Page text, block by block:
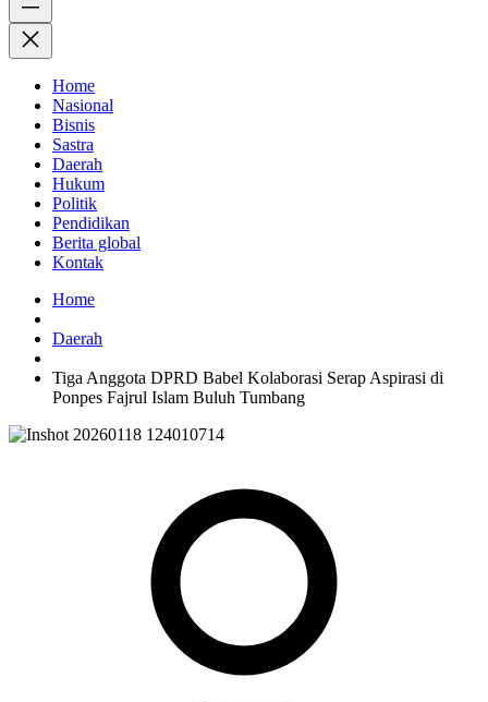
Home
Nasional
Bisnis
Sastra
Daerah
Hukum
Politik
Pendidikan
Berita global
Kontak
Home
Daerah
Tiga Anggota DPRD Babel Kolaborasi Serap Aspirasi di
Ponpes Fajrul Islam Buluh Tumbang